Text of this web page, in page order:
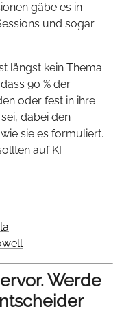
gäbe es in-
und sogar
längst kein Thema
90 % der
oder fest in ihre
dabei den
sie es formuliert.
auf KI
Werde